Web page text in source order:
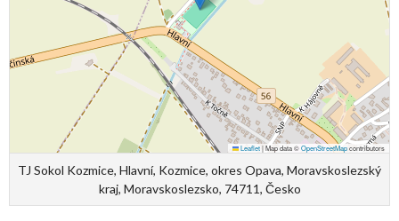
Leaflet|Map data ©OpenStreetMapcontributors
TJ Sokol Kozmice, Hlavní, Kozmice, okres Opava, Moravskoslezský
kraj, Moravskoslezsko, 74711, Česko